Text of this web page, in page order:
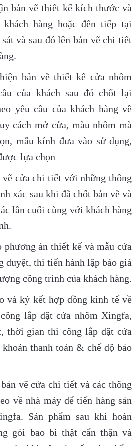
bản vẽ thiết kế kích thước và
hàng hoặc đến tiếp tại
và sau đó lên bản vẽ chi tiết
bản vẽ thiết kế cửa nhôm
của khách sau đó chốt lại
yêu cầu của khách hàng về
cách mở cửa, màu nhôm mà
mẫu kính đưa vào sử dụng,
lựa chọn
vẽ cửa chi tiết với những thông
xác sau khi đã chốt bản vẽ và
lần cuối cùng với khách hàng
phương án thiết kế và mẫu cửa
duyệt, thì tiến hành lập báo giá
công trình của khách hàng.
và ký kết hợp đồng kinh tế về
lắp đặt cửa nhôm Xingfa,
thời gian thi công lắp đặt cửa
thanh toán & chế độ bảo
vẽ cửa chi tiết và các thông
về nhà máy để tiến hàng sản
Sản phẩm sau khi hoàn
gói bao bì thật cẩn thận và